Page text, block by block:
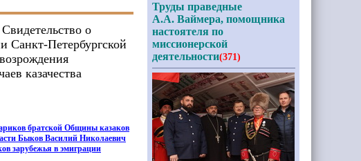
о
Санкт-Петербургской
казачества
братской Общины казаков
Быков Василий Николаевич
зарубежья в эмиграции
Труды праведные
А.А. Ваймера, помощника
настоятеля по
миссионерской
деятельности(371)